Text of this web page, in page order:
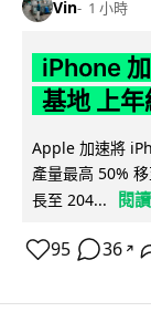
Vin 1 小時
iPhone
基地 上
Apple 加速將
產量最高 50%
長至 204...
閱
95 36 ↗